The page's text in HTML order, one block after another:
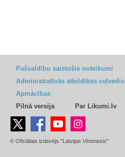
Pašvaldību saistošie noteikumi
Administratīvās atbildības ceļvedis
Apmācības
Pilnā versija
Par Likumi.lv
© Oficiālais izdevējs "Latvijas Vēstnesis"